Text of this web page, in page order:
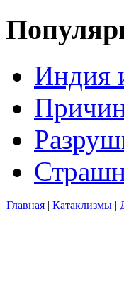
Индия
Главная | Катаклизмы |